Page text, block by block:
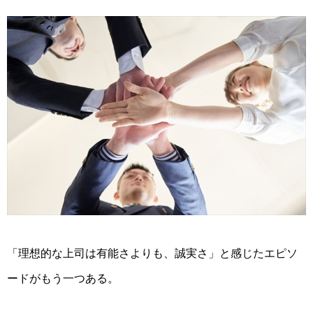
「 理想的な上司 は有能さよりも、誠実さ」と感じたエピソ
ードがもう一つある。